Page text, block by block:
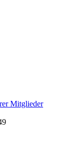
Mitglieder